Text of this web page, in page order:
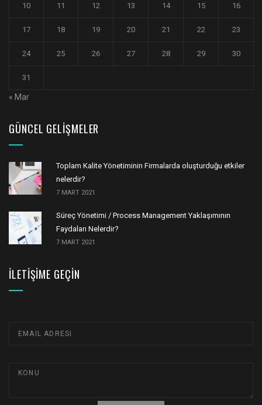
10 11 12 13 14 15 16
17 18 19 20 21 22 23
24 25 26 27 28 29 30
31
« Mar
GÜNCEL GELIŞMELER
Toplam Kalite Yönetiminin Firmalarda oluşturduğu etkiler
nelerdir?
7 MART 2021
Süreç Yönetimi / Process Management Yaklaşımının
Faydaları Nelerdir?
7 MART 2021
İLETIŞIME GEÇIN